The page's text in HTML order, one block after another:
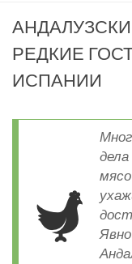
РЕДКИЕ
ИСПАНИИ